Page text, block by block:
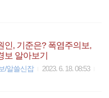
인, 기준은? 폭염주의보,
보 알아보기
/알쓸신잡 2023. 6. 18. 08:53